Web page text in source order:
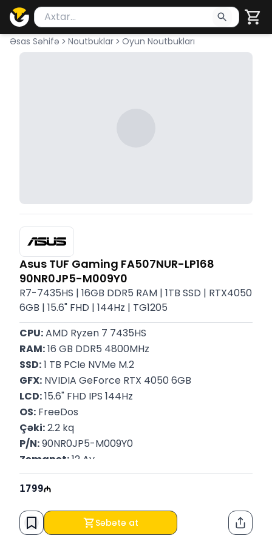
Məhsul axtar
Axtarış üçün ən azı 2 simvol yazın. Göndərmək
Əsas Səhifə Noutbuklar Oyun Noutbukları
Asus TUF Gaming FA507NUR-LP168
90NR0JP5-M009Y0
R7-7435HS | 16GB DDR5 RAM | 1TB SSD | RTX4050
6GB | 15.6" FHD | 144Hz | TG1205
CPU: AMD Ryzen 7 7435HS
RAM: 16 GB DDR5 4800MHz
SSD: 1 TB PCIe NVMe M.2
GFX: NVIDIA GeForce RTX 4050 6GB
LCD: 15.6" FHD IPS 144Hz
OS: FreeDos
Çəki: 2.2 kq
P/N: 90NR0JP5-M009Y0
Zəmanət: 12 Ay
1799
Səbətə at